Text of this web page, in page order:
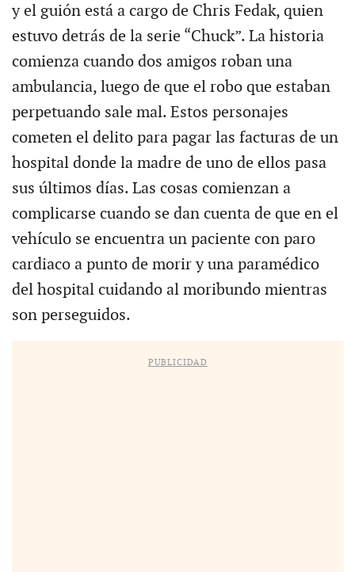
y el guión está a cargo de Chris Fedak, quien
estuvo detrás de la serie “Chuck”. La historia
comienza cuando dos amigos roban una
ambulancia, luego de que el robo que estaban
perpetuando sale mal. Estos personajes
cometen el delito para pagar las facturas de un
hospital donde la madre de uno de ellos pasa
sus últimos días. Las cosas comienzan a
complicarse cuando se dan cuenta de que en el
vehículo se encuentra un paciente con paro
cardiaco a punto de morir y una paramédico
del hospital cuidando al moribundo mientras
son perseguidos.
PUBLICIDAD